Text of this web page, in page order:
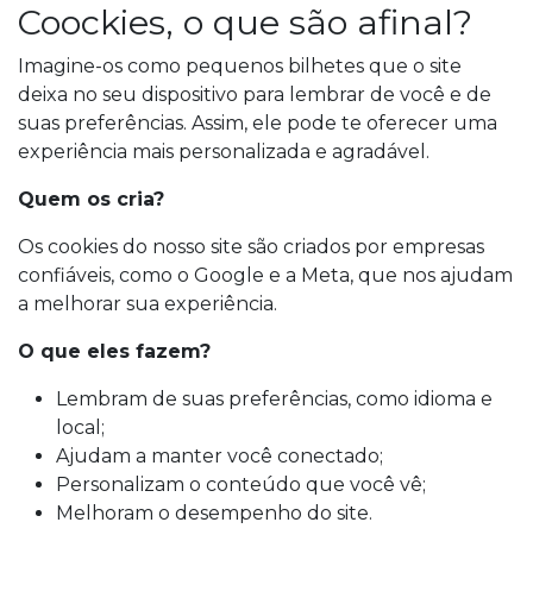
Coockies, o que são afinal?
Imagine-os como pequenos bilhetes que o site
deixa no seu dispositivo para lembrar de você e de
suas preferências. Assim, ele pode te oferecer uma
experiência mais personalizada e agradável.
Quem os cria?
Os cookies do nosso site são criados por empresas
confiáveis, como o Google e a Meta, que nos ajudam
a melhorar sua experiência.
O que eles fazem?
Lembram de suas preferências, como idioma e
local;
Ajudam a manter você conectado;
Personalizam o conteúdo que você vê;
Melhoram o desempenho do site.